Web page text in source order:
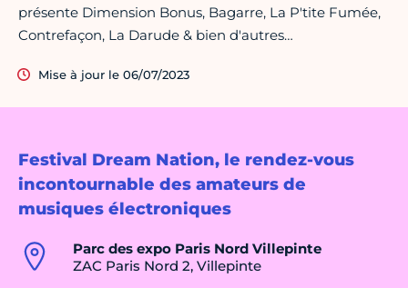
Festival Dream Nation, le rendez-vous
incontournable des amateurs de
musiques électroniques
Parc des expo Paris Nord Villepinte
ZAC Paris Nord 2, Villepinte
présente Dimension Bonus, Bagarre, La P'tite Fumée,
Contrefaçon, La Darude & bien d'autres…
Mise à jour le 06/07/2023